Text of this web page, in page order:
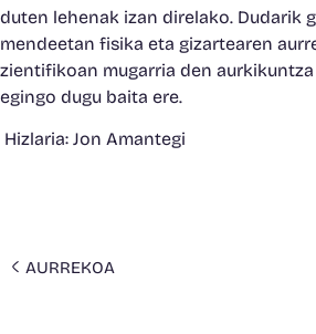
duten lehenak izan direlako. Dudarik
mendeetan fisika eta gizartearen
zientifikoan mugarria den
egingo dugu baita ere.
Hizlaria: Jon Amantegi
AURREKOA